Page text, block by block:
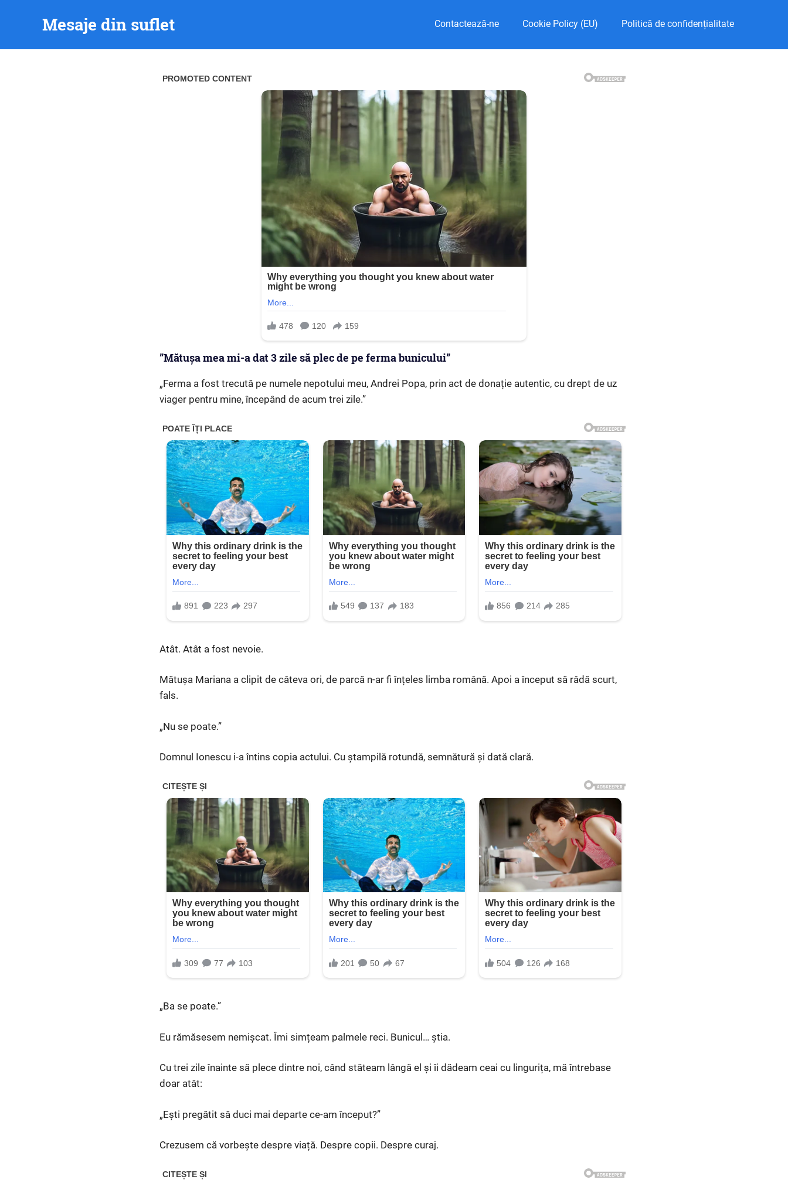
Mesaje din suflet Contactează-ne Cookie Policy (EU) Politică de confidențialitate
”Mătușa mea mi-a dat 3 zile să plec de pe ferma bunicului”
„Ferma a fost trecută pe numele nepotului meu, Andrei Popa, prin act de donație autentic, cu drept de uz
viager pentru mine, începând de acum trei zile.”
Atât. Atât a fost nevoie.
Mătușa Mariana a clipit de câteva ori, de parcă n-ar fi înțeles limba română. Apoi a început să râdă scurt,
fals.
„Nu se poate.”
Domnul Ionescu i-a întins copia actului. Cu ștampilă rotundă, semnătură și dată clară.
„Ba se poate.”
Eu rămăsesem nemișcat. Îmi simțeam palmele reci. Bunicul… știa.
Cu trei zile înainte să plece dintre noi, când stăteam lângă el și îi dădeam ceai cu lingurița, mă întrebase
doar atât:
„Ești pregătit să duci mai departe ce-am început?”
Crezusem că vorbește despre viață. Despre copii. Despre curaj.